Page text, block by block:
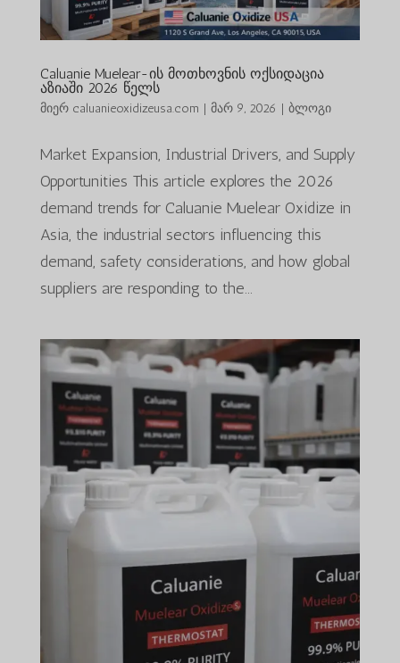
Caluanie Muelear-ის მოთხოვნის ოქსიდაცია
აზიაში 2026 წელს
მიერ caluanieoxidizeusa.com | მარ 9, 2026 | ბლოგი
Market Expansion, Industrial Drivers, and Supply
Opportunities This article explores the 2026
demand trends for Caluanie Muelear Oxidize in
Asia, the industrial sectors influencing this
demand, safety considerations, and how global
suppliers are responding to the...